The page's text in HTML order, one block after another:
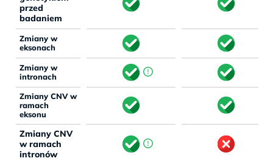
przed
badaniem
Zmiany w
eksonach
Zmiany w
intronach
Zmiany CNV w
ramach
eksonu
Zmiany CNV
w ramach
intronów